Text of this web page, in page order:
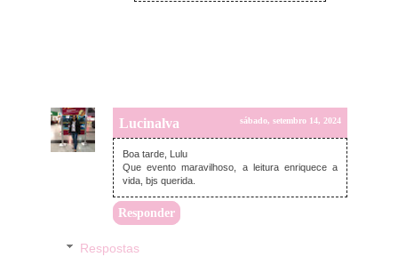
Lucinalva sábado, setembro 14, 2024
Boa tarde, Lulu
Que evento maravilhoso, a leitura enriquece a
vida, bjs querida.
Responder
Respostas